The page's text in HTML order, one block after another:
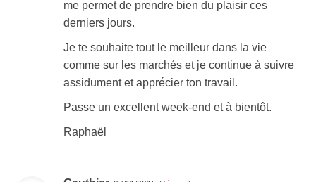
me permet de prendre bien du plaisir ces
derniers jours.
Je te souhaite tout le meilleur dans la vie
comme sur les marchés et je continue à suivre
assidument et apprécier ton travail.
Passe un excellent week-end et à bientôt.
Raphaël